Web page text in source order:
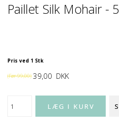
Paillet Silk Mohair - 5
Pris ved 1 Stk
(Før99,00) 39,00 DKK